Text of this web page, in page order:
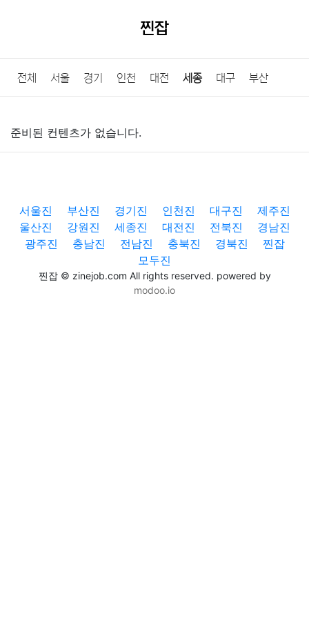
찐잡
전체 서울 경기 인천 대전 세종 대구 부산
전남 제주
준비된 컨텐츠가 없습니다.
서울진 부산진 경기진 인천진 대구진
제주진
울산진
강원진 세종진 대전진 전북진
경남진
광주진
충남진 전남진 충북진 경북진
찐잡
모두진
찐잡 © zinejob.com All rights reserved. powered by
modoo.io